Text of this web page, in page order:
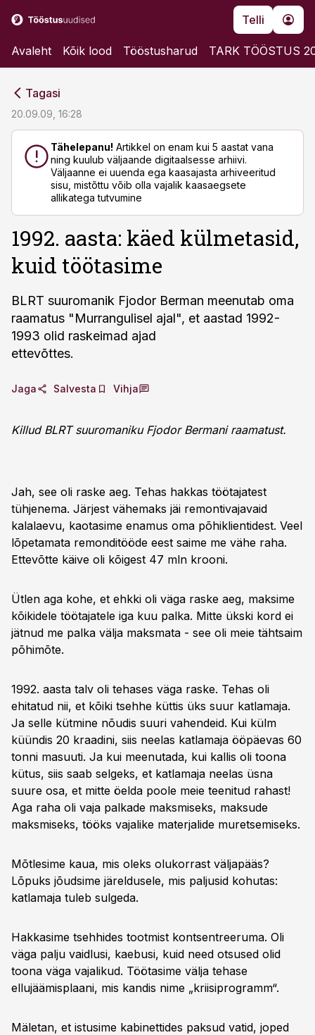
Telli
Avaleht Kõik lood Tööstusharud TARK TÖÖSTUS
Tagasi
20.09.09, 16:28
Tähelepanu! Artikkel on enam kui 5 aastat vana
ning kuulub väljaande digitaalsesse arhiivi.
Väljaanne ei uuenda ega kaasajasta arhiveeritud
sisu, mistõttu võib olla vajalik kaasaegsete
allikatega tutvumine
1992. aasta: käed külmetasid,
kuid töötasime
BLRT suuromanik Fjodor Berman meenutab oma
raamatus "Murrangulisel ajal", et aastad 1992-
1993 olid raskeimad ajad
ettevõttes.
Jaga Salvesta Vihja
Killud BLRT suuromaniku Fjodor Bermani raamatust.
Jah, see oli raske aeg. Tehas hakkas töötajatest
tühjenema. Järjest vähemaks jäi remontivajavaid
kalalaevu, kaotasime enamus oma põhiklientidest. Veel
lõpetamata remonditööde eest saime me vähe raha.
Ettevõtte käive oli kõigest 47 mln krooni.
Ütlen aga kohe, et ehkki oli väga raske aeg, maksime
kõikidele töötajatele iga kuu palka. Mitte ükski kord ei
jätnud me palka välja maksmata - see oli meie tähtsaim
põhimõte.
1992. aasta talv oli tehases väga raske. Tehas oli
ehitatud nii, et kõiki tsehhe küttis üks suur katlamaja.
Ja selle kütmine nõudis suuri vahendeid. Kui külm
küündis 20 kraadini, siis neelas katlamaja ööpäevas 60
tonni masuuti. Ja kui meenutada, kui kallis oli toona
kütus, siis saab selgeks, et katlamaja neelas üsna
suure osa, et mitte öelda poole meie teenitud rahast!
Aga raha oli vaja palkade maksmiseks, maksude
maksmiseks, tööks vajalike materjalide muretsemiseks.
Mõtlesime kaua, mis oleks olukorrast väljapääs?
Lõpuks jõudsime järeldusele, mis paljusid kohutas:
katlamaja tuleb sulgeda.
Hakkasime tsehhides tootmist kontsentreeruma. Oli
väga palju vaidlusi, kaebusi, kuid need otsused olid
toona väga vajalikud. Töötasime välja tehase
ellujäämisplaani, mis kandis nime „kriisiprogramm“.
Mäletan, et istusime kabinettides paksud vatid, joped